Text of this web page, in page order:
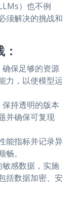
）也不例
须解决的挑战和
保足够的资源
力，以使模型运
保持透明的版本
并确保可复现
能指标并记录异
。
敏感数据，实施
括数据加密、安